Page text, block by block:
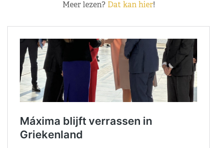
Meer lezen? Dat kan hier!